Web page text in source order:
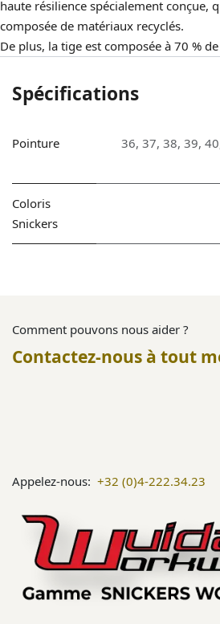
haute résilience spécialement conçue,
composée de matériaux recyclés.
De plus, la tige est composée à 70 %
Spécifications
Pointure 36, 37, 38, 39, 40
Coloris
Snickers
Comment pouvons nous aider ?
Contactez-nous à tout
Appelez-nous: +32 (0)4-222.34.23